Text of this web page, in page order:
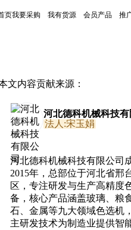
页我要采购 我有货源 会员产品 推
文内容贡献来源：
河北德科机械科技有
法人:宋玉娟
河北德科机械科技有限公司
2015年，总部位于河北省邢
区，专注研发与生产高精度
备，核心产品涵盖玻璃、粮
石、金属等九大领域色选机
主研发技术为制造业提供智